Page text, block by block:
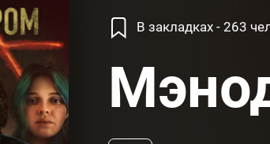
В закладках - 263